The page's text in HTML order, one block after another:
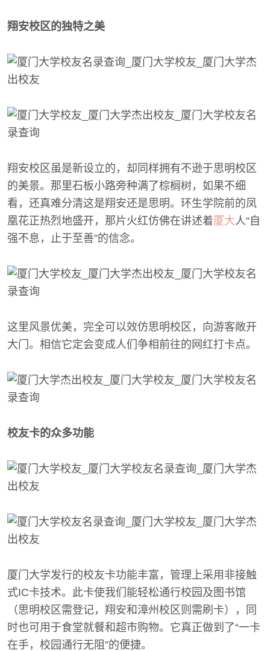
翔安校区的独特之美
翔安校区虽是新设立的，却同样拥有不逊于思明校区
的美景。那里石板小路旁种满了棕榈树，如果不细
看，还真难分清这是翔安还是思明。环生学院前的凤
凰花正热烈地盛开，那片火红仿佛在讲述着厦大人“自
强不息，止于至善”的信念。
这里风景优美，完全可以效仿思明校区，向游客敞开
大门。相信它定会变成人们争相前往的网红打卡点。
校友卡的众多功能
厦门大学发行的校友卡功能丰富，管理上采用非接触
式IC卡技术。此卡使我们能轻松通行校园及图书馆
（思明校区需登记，翔安和漳州校区则需刷卡），同
时也可用于食堂就餐和超市购物。它真正做到了“一卡
在手，校园通行无阻”的便捷。